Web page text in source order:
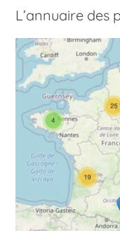
L’annuaire des